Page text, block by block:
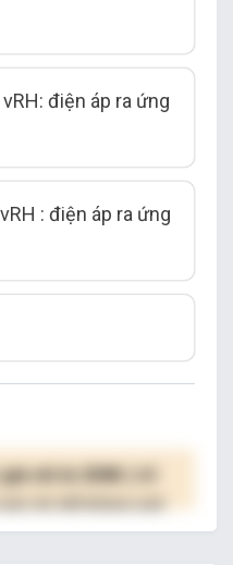
điện áp ra ứng
: điện áp ra ứng
( giá chỉ từ 250K )